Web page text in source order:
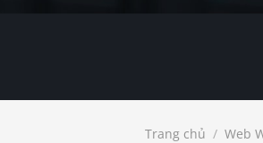
Trang chủ / Web